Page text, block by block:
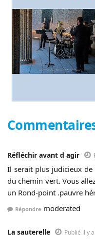
Réfléchir avant d agir
Il serait plus judicieux
du chemin vert. Vous
un Rond-point .pauvre
Répondre moderated
La sauterelle Publié il y